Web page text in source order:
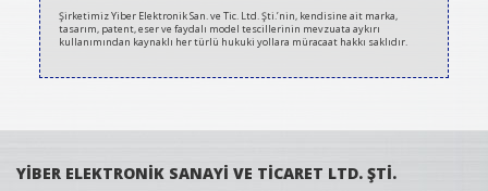
Şirketimiz Yiber Elektronik San. ve Tic. Ltd. Şti.’nin, kendisine ait marka,
tasarım, patent, eser ve faydalı model tescillerinin mevzuata aykırı
kullanımından kaynaklı her türlü hukuki yollara müracaat hakkı saklıdır.
YİBER ELEKTRONİK SANAYİ VE TİCARET LTD. ŞTİ.